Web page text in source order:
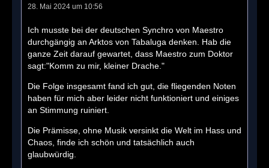
28. Mai 2024 um 10:56
Ich musste bei der deutschen Synchro von Maestro
durchgängig an Arktos von Tabaluga denken. Hab die
ganze Zeit darauf gewartet, dass Maestro zum Doktor
sagt:"Komm zu mir, kleiner Drache."
Die Folge insgesamt fand ich gut, die fliegenden Noten
haben für mich aber leider nicht funktioniert und einiges
an Stimmung ruiniert.
Die Prämisse, ohne Musik versinkt die Welt im Hass und
Chaos, finde ich schön und tatsächlich auch
glaubwürdig.